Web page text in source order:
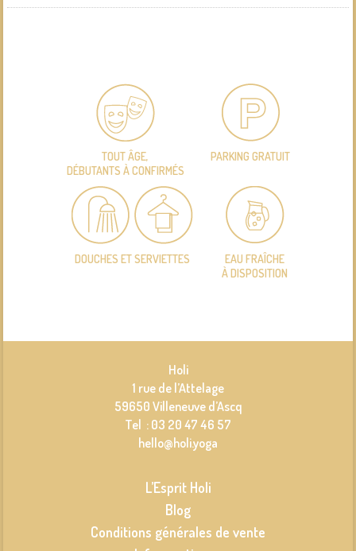
TOUT ÂGE,
DÉBUTANTS À CONFIRMÉS
PARKING GRATUIT
DOUCHES ET SERVIETTES
EAU FRAÎCHE
À DISPOSITION
Holi
1 rue de l’Attelage
59650 Villeneuve d’Ascq
Tel : 03 20 47 46 57
hello@holi.yoga
L’Esprit Holi
Blog
Conditions générales de vente